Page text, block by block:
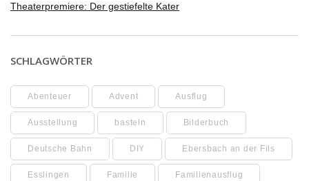
Theaterpremiere: Der gestiefelte Kater
SCHLAGWÖRTER
Abenteuer Advent Ausflug
Ausstellung basteln Bilderbuch
Deutsche Bahn DIY Ebersbach an der Fils
Esslingen Familie Familienausflug